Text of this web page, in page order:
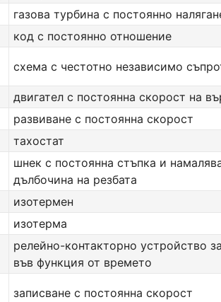
газова турбина с постоянно
код с постоянно отношение
схема с честотно независимо
двигател с постоянна скорост на
развиване с постоянна скорост
тахостат
шнек с постоянна стъпка и
дълбочина на резбата
изотермен
изотерма
релейно-контакторно устройство
във функция от времето
записване с постоянна скорост